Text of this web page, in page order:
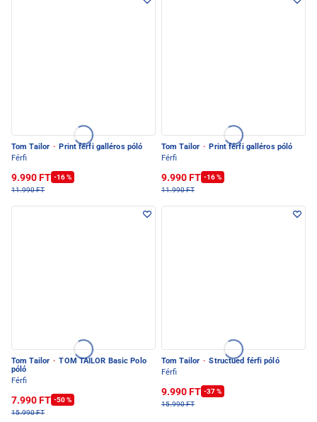
Tom Tailor · Print férfi galléros póló
Férfi
9.990 FT -16 %
11.990 FT
Tom Tailor · Print férfi galléros póló
Férfi
9.990 FT -16 %
11.990 FT
Tom Tailor · TOM TAILOR Basic Polo
póló
Férfi
7.990 FT -50 %
15.990 FT
Tom Tailor · Structued férfi póló
Férfi
9.990 FT -37 %
15.990 FT